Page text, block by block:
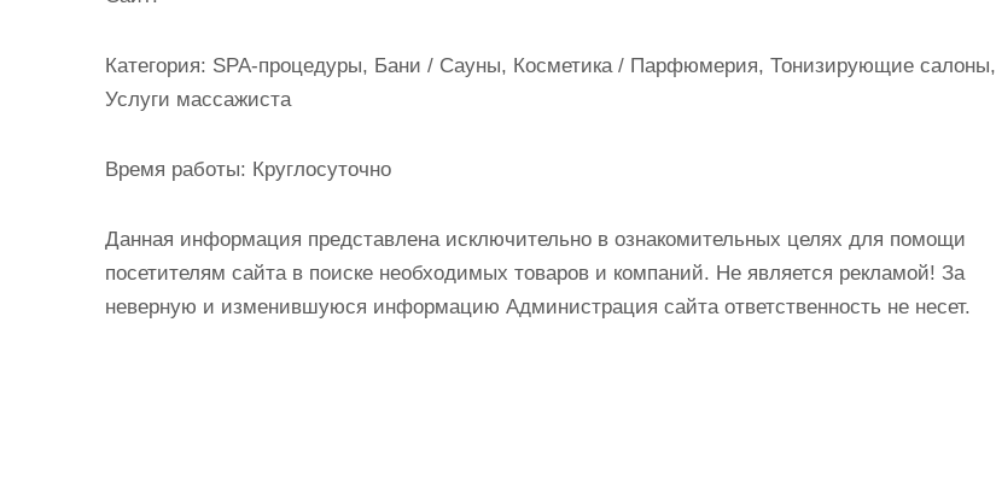
Категория: SPA-процедуры, Бани / Сауны, Косметика / Парфюмерия, Тонизирующие салоны,
Услуги массажиста
Время работы: Круглосуточно
Данная информация представлена исключительно в ознакомительных целях для помощи
посетителям сайта в поиске необходимых товаров и компаний. Не является рекламой! За
неверную и изменившуюся информацию Администрация сайта ответственность не несет.